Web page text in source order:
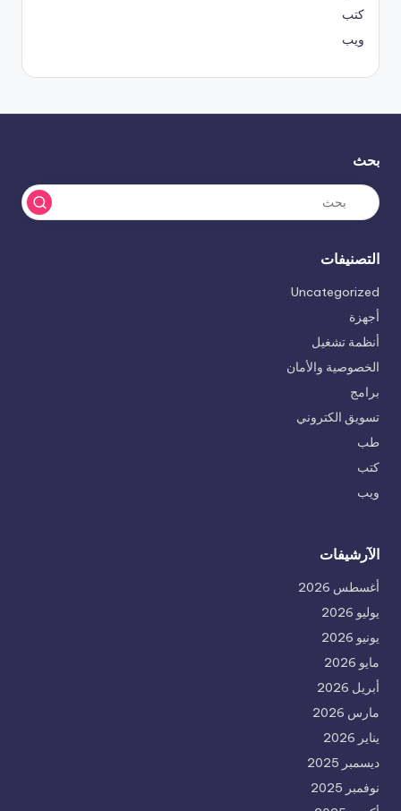
كتب
ويب
بحث
التصنيفات
Uncategorized
أجهزة
أنظمة تشغيل
الخصوصية والأمان
برامج
تسويق الكتروني
طب
كتب
ويب
الآرشيفات
أغسطس 2026
يوليو 2026
يونيو 2026
مايو 2026
أبريل 2026
مارس 2026
يناير 2026
ديسمبر 2025
نوفمبر 2025